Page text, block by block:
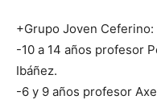
+Grupo Joven Ceferino:
-10 a 14 años profesor
Ibáñez.
-6 y 9 años profesor